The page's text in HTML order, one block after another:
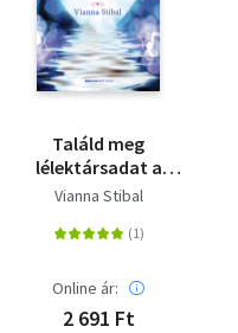
Találd meg
lélektársadat a
ThetaHealing
Vianna Stibal
Online ár:
2 691 Ft